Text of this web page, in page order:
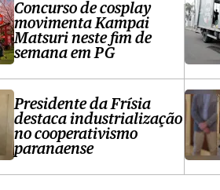
Concurso de cosplay
movimenta Kampai
Matsuri neste fim de
semana em PG
Presidente da Frísia
destaca industrialização
no cooperativismo
paranaense